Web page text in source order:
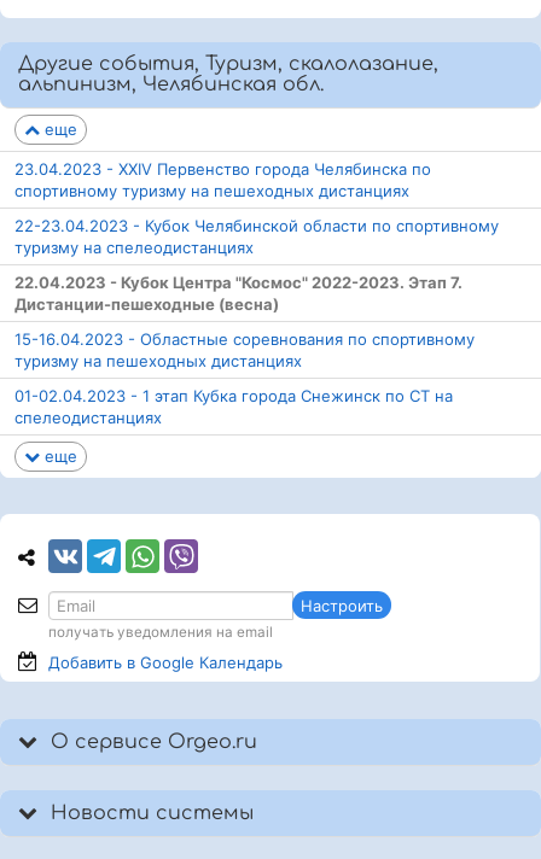
Другие события, Туризм, скалолазание,
альпинизм, Челябинская обл.
еще
23.04.2023 - XXIV Первенство города Челябинска по
спортивному туризму на пешеходных дистанциях
22-23.04.2023 - Кубок Челябинской области по спортивному
туризму на спелеодистанциях
22.04.2023 - Кубок Центра "Космос" 2022-2023. Этап 7.
Дистанции-пешеходные (весна)
15-16.04.2023 - Областные соревнования по спортивному
туризму на пешеходных дистанциях
01-02.04.2023 - 1 этап Кубка города Снежинск по СТ на
спелеодистанциях
еще
Настроить
получать уведомления на email
Добавить в Google Календарь
О сервисе Orgeo.ru
Новости системы